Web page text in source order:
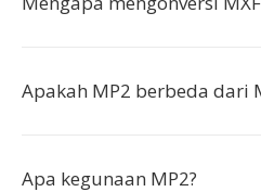
Apakah MP2 berbeda dari
Apa kegunaan MP2?